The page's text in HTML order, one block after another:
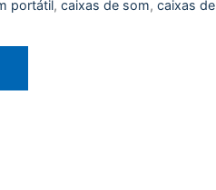
portátil,caixas de som,caixas